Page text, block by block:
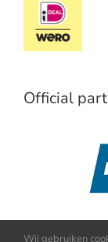
Official
Wij gebruiken